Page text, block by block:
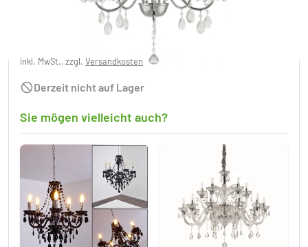
inkl. MwSt., zzgl. Versandkosten
Derzeit nicht auf Lager
Sie mögen vielleicht auch?